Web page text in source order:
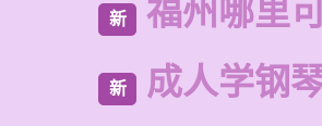
新 福州哪里
新 成人学钢